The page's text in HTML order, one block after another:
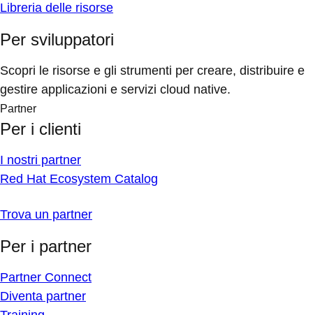
Libreria delle risorse
Per sviluppatori
Scopri le risorse e gli strumenti per creare, distribuire e
gestire applicazioni e servizi cloud native.
Partner
Per i clienti
I nostri partner
Red Hat Ecosystem Catalog
Trova un partner
Per i partner
Partner Connect
Diventa partner